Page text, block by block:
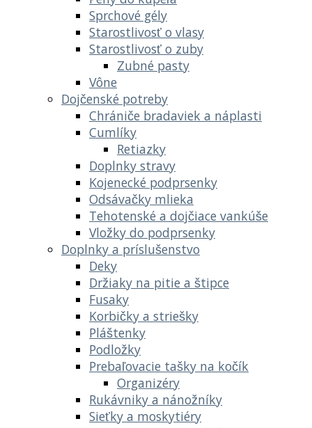
Sprchové gély
Starostlivosť o vlasy
Starostlivosť o zuby
Zubné pasty
Vône
Dojčenské potreby
Chrániče bradaviek a náplasti
Cumlíky
Retiazky
Doplnky stravy
Kojenecké podprsenky
Odsávačky mlieka
Tehotenské a dojčiace vankúše
Vložky do podprsenky
Doplnky a príslušenstvo
Deky
Držiaky na pitie a štipce
Fusaky
Korbičky a striešky
Pláštenky
Podložky
Prebaľovacie tašky na kočík
Organizéry
Rukávniky a nánožníky
Sieťky a moskytiéry